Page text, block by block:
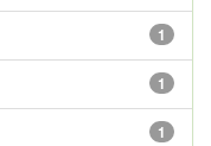
1
1
1